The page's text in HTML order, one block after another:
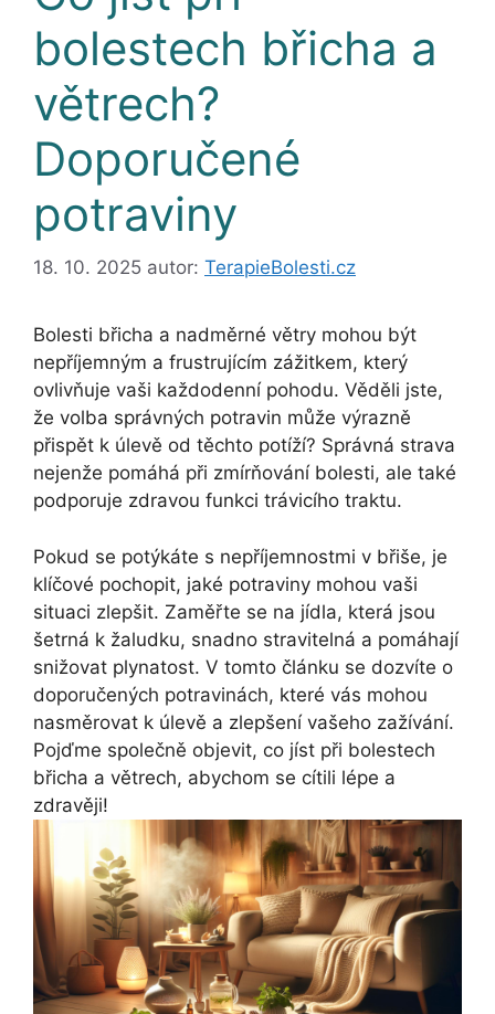
bolestech břicha a
větrech?
Doporučené
potraviny
18. 10. 2025 autor: TerapieBolesti.cz
Bolesti břicha a nadměrné větry mohou být
nepříjemným a frustrujícím zážitkem, který
ovlivňuje vaši každodenní pohodu. Věděli jste,
že volba správných potravin může výrazně
přispět k úlevě od těchto potíží? Správná strava
nejenže pomáhá při zmírňování bolesti, ale také
podporuje zdravou funkci trávicího traktu.
Pokud se potýkáte s nepříjemnostmi v břiše, je
klíčové pochopit, jaké potraviny mohou vaši
situaci zlepšit. Zaměřte se na jídla, která jsou
šetrná k žaludku, snadno stravitelná a pomáhají
snižovat plynatost. V tomto článku se dozvíte o
doporučených potravinách, které vás mohou
nasměrovat k úlevě a zlepšení vašeho zažívání.
Pojďme společně objevit, co jíst při bolestech
břicha a větrech, abychom se cítili lépe a
zdravěji!